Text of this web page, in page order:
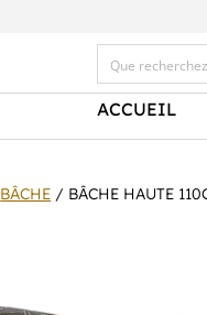
ACCUEIL
BÂCHE / BÂCHE HAUTE